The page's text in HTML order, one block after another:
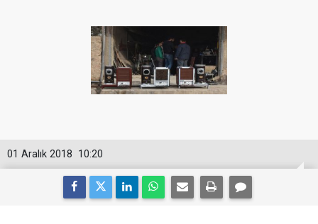
10:20
01 Aralık 2018